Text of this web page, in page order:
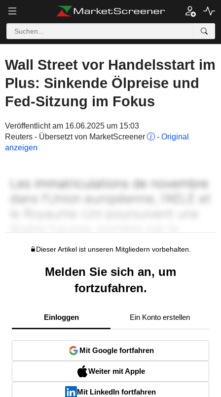
Wall Street vor Handelsstart im
Plus: Sinkende Ölpreise und
Fed-Sitzung im Fokus
Veröffentlicht am 16.06.2025 um 15:03
Reuters - Übersetzt von MarketScreener
- Original
anzeigen
Dieser Artikel ist unseren Mitgliedern vorbehalten.
Melden Sie sich an, um
fortzufahren.
Einloggen Ein Konto erstellen
Mit Google fortfahren
Weiter mit Apple
Mit LinkedIn fortfahren